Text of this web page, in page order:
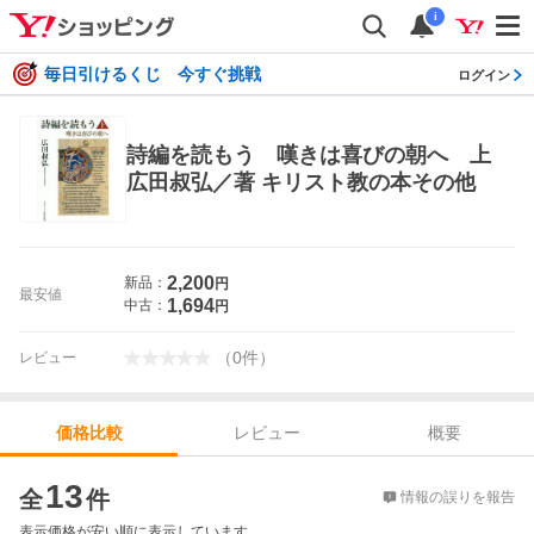
i
毎日引けるくじ 今すぐ挑戦 ログイン
詩編を読もう 嘆きは喜びの朝へ 上
広田叔弘／著 キリスト教の本その他
最安値
新品： 2,200円
中古： 1,694円
レビュー （0件）
価格比較 レビュー
概要
全13件 情報の誤りを報告